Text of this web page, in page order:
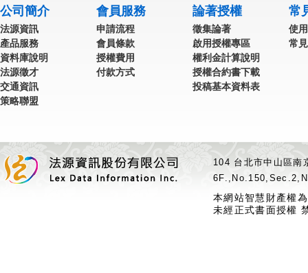
公司簡介
法源資訊
產品服務
資料庫說明
法源徵才
交通資訊
策略聯盟
會員服務
申請流程
會員條款
授權費用
付款方式
論著授權
徵集論著
啟用授權專區
權利金計算說明
授權合約書下載
投稿基本資料表
常
使
常
104 台北市中山區
本網站智慧財產權
未經正式書面授權